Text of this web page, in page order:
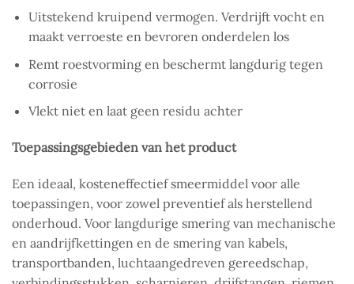
Uitstekend kruipend vermogen. Verdrijft vocht en
maakt verroeste en bevroren onderdelen los
Remt roestvorming en beschermt langdurig tegen
corrosie
Vlekt niet en laat geen residu achter
Toepassingsgebieden van het product
Een ideaal, kosteneffectief smeermiddel voor alle
toepassingen, voor zowel preventief als herstellend
onderhoud. Voor langdurige smering van mechanische
en aandrijfkettingen en de smering van kabels,
transportbanden, luchtaangedreven gereedschap,